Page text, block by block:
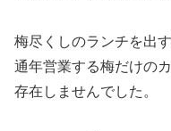
梅尽くしのランチを出
通年営業する梅だけの
存在しませんでした。